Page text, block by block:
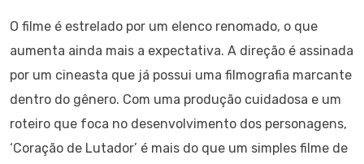
O filme é estrelado por um elenco renomado, o que
aumenta ainda mais a expectativa. A direção é assinada
por um cineasta que já possui uma filmografia marcante
dentro do gênero. Com uma produção cuidadosa e um
roteiro que foca no desenvolvimento dos personagens,
‘Coração de Lutador’ é mais do que um simples filme de